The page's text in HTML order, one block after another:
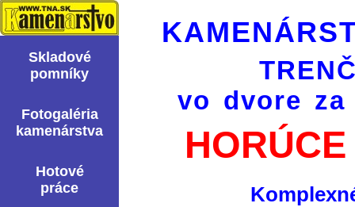
Skladové
pomní­ky
Fotogaléria
kamenárstva
Hotové
práce
vo dvore za